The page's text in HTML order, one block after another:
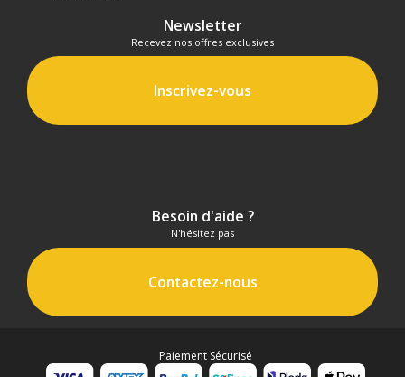
Newsletter
Recevez nos offres exclusives
Inscrivez-vous
Besoin d'aide ?
N'hésitez pas
Contactez-nous
Paiement Sécurisé